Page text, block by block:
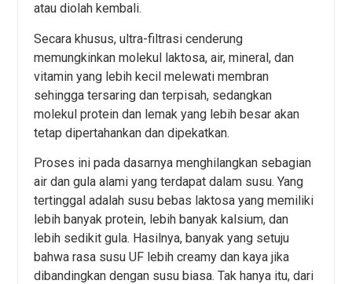
atau diolah kembali.
Secara khusus, ultra-filtrasi cenderung
memungkinkan molekul laktosa, air, mineral, dan
vitamin yang lebih kecil melewati membran
sehingga tersaring dan terpisah, sedangkan
molekul protein dan lemak yang lebih besar akan
tetap dipertahankan dan dipekatkan.
Proses ini pada dasarnya menghilangkan sebagian
air dan gula alami yang terdapat dalam susu. Yang
tertinggal adalah susu bebas laktosa yang memiliki
lebih banyak protein, lebih banyak kalsium, dan
lebih sedikit gula. Hasilnya, banyak yang setuju
bahwa rasa susu UF lebih creamy dan kaya jika
dibandingkan dengan susu biasa. Tak hanya itu, dari